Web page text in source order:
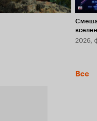
2026,
Все